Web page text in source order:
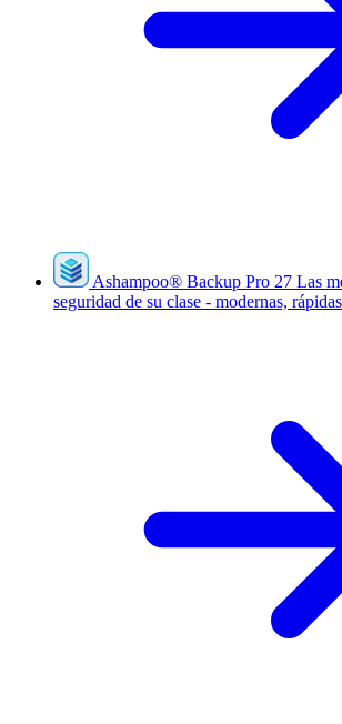
Ashampoo® Backup Pro 27 Las
seguridad de su clase - modernas,